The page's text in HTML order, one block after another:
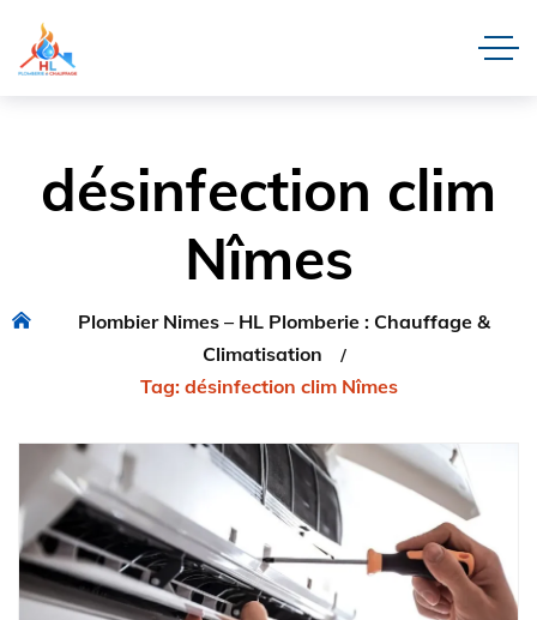
désinfection clim
Nîmes
Plombier Nimes – HL Plomberie : Chauffage &
Climatisation
Tag: désinfection clim Nîmes